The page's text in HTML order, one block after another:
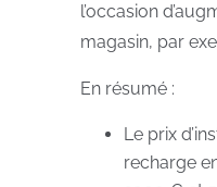
l’occasion
magasin, par
En résumé :
Le prix
recharge